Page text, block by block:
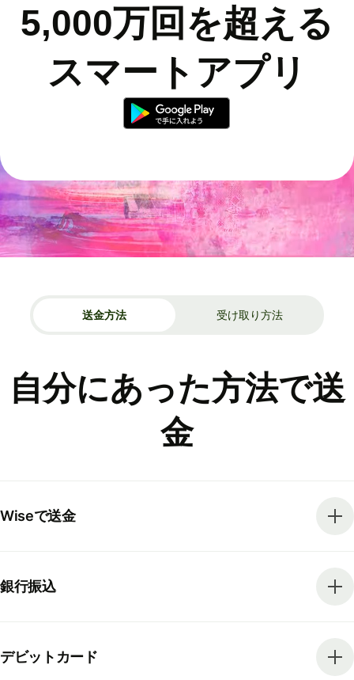
5,000万回を超える
スマートアプリ
送金方法 受け取り方法
自分にあった方法で送
金
Wiseで送金
銀行振込
デビットカード